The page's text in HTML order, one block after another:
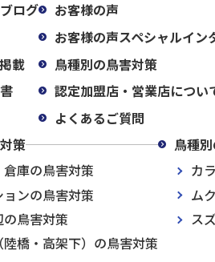
ログ
載
お客様の声
お客様の声スペシャルイン
鳥種別の鳥害対策
認定加盟店・営業店につい
よくあるご質問
策
庫の鳥害対策
ョンの鳥害対策
鳥害対策
橋・高架下）の鳥害対策
鳥種
カ
ム
ス